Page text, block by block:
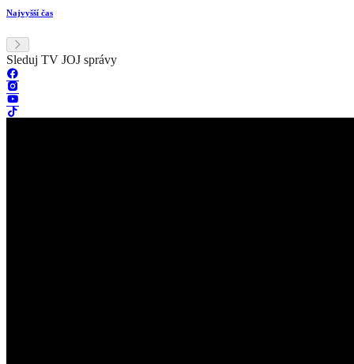
Najvyšší čas
Sleduj TV JOJ správy